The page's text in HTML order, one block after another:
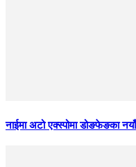
नाईमा अटो एक्स्पोमा डोङफेङका